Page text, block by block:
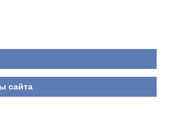
сайта